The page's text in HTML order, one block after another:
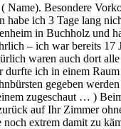
Besondere
habe ich 3 Tage lang
in Buchholz und
– ich war bereits 17
waren auch dort
ich in einem
gegeben
zugeschaut … )
auf Ihr Zimmer
extrem damit zu